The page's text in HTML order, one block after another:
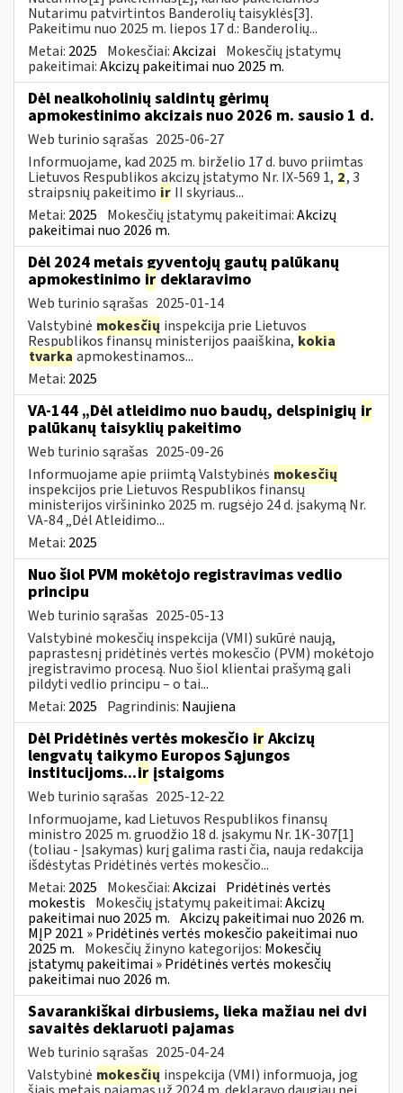
Nutarimu patvirtintos Banderolių taisyklės[3].
Pakeitimu nuo 2025 m. liepos 17 d.: Banderolių...
Metai: 2025 Mokesčiai:Akcizai Mokesčių įstatymų
pakeitimai:Akcizų pakeitimai nuo 2025 m.
Dėl nealkoholinių saldintų gėrimų
apmokestinimo akcizais nuo 2026 m. sausio 1 d.
Web turinio sąrašas 2025-06-27
Informuojame, kad 2025 m. birželio 17 d. buvo priimtas
Lietuvos Respublikos akcizų įstatymo Nr. IX-569 1, 2, 3
straipsnių pakeitimo ir II skyriaus...
Metai: 2025 Mokesčių įstatymų pakeitimai:Akcizų
pakeitimai nuo 2026 m.
Dėl 2024 metais gyventojų gautų palūkanų
apmokestinimo ir deklaravimo
Web turinio sąrašas 2025-01-14
Valstybinė mokesčių inspekcija prie Lietuvos
Respublikos finansų ministerijos paaiškina, kokia
tvarka apmokestinamos...
Metai: 2025
VA-144 „Dėl atleidimo nuo baudų, delspinigių ir
palūkanų taisyklių pakeitimo
Web turinio sąrašas 2025-09-26
Informuojame apie priimtą Valstybinės mokesčių
inspekcijos prie Lietuvos Respublikos finansų
ministerijos viršininko 2025 m. rugsėjo 24 d. įsakymą Nr.
VA-84 „Dėl Atleidimo...
Metai: 2025
Nuo šiol PVM mokėtojo registravimas vedlio
principu
Web turinio sąrašas 2025-05-13
Valstybinė mokesčių inspekcija (VMI) sukūrė naują,
paprastesnį pridėtinės vertės mokesčio (PVM) mokėtojo
įregistravimo procesą. Nuo šiol klientai prašymą gali
pildyti vedlio principu – o tai...
Metai: 2025 Pagrindinis: Naujiena
Dėl Pridėtinės vertės mokesčio ir Akcizų
lengvatų taikymo Europos Sąjungos
institucijoms...ir įstaigoms
Web turinio sąrašas 2025-12-22
Informuojame, kad Lietuvos Respublikos finansų
ministro 2025 m. gruodžio 18 d. įsakymu Nr. 1K-307[1]
(toliau - Įsakymas) kurį galima rasti čia, nauja redakcija
išdėstytas Pridėtinės vertės mokesčio...
Metai: 2025 Mokesčiai:Akcizai Pridėtinės vertės
mokestis Mokesčių įstatymų pakeitimai:Akcizų
pakeitimai nuo 2025 m. Akcizų pakeitimai nuo 2026 m.
MĮP 2021 » Pridėtinės vertės mokesčio pakeitimai nuo
2025 m. Mokesčių žinyno kategorijos: Mokesčių
įstatymų pakeitimai » Pridėtinės vertės mokesčių
pakeitimai nuo 2026 m.
Savarankiškai dirbusiems, lieka mažiau nei dvi
savaitės deklaruoti pajamas
Web turinio sąrašas 2025-04-24
Valstybinė mokesčių inspekcija (VMI) informuoja, jog